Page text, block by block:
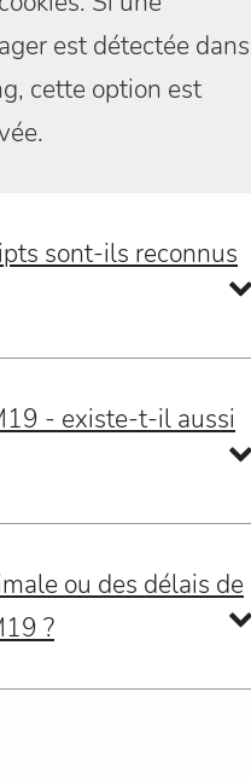
est détectée dans
cette option est
sont-ils reconnus
- existe-t-il aussi
ou des délais de
?